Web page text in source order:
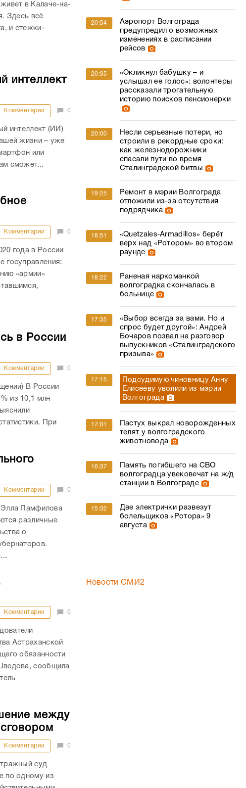
в Калаче-на-
Здесь всё
и стежки-
интеллект
Комментарии 0
интеллект (ИИ)
жизни – уже
или
сможет...
Комментарии 0
года в России
госуправления:
«армии»
в России
Комментарии 0
В России
из 10,1 млн
При
Комментарии 0
Элла Памфилова
различные
о
Комментарии 0
Астраханской
обязанности
сообщила
между
Комментарии 0
суд
по одному из
20:54
Аэропорт Волгограда
предупредил о возможных
изменениях в расписании
рейсов
20:35
«Окликнул бабушку – и
услышал ее голос»: волонтеры
рассказали трогательную
историю поисков пенсионерки
20:00
Несли серьезные потери, но
строили в рекордные сроки:
как железнодорожники
спасали пути во время
Сталинградской битвы
19:25
Ремонт в мэрии Волгограда
отложили из-за отсутствия
подрядчика
18:51
«Quetzales‑Armadillos» берёт
верх над «Ротором» во втором
раунде
18:22
Раненая наркоманкой
волгоградка скончалась в
больнице
17:35
«Выбор всегда за вами. Но и
спрос будет другой»: Андрей
Бочаров позвал на разговор
выпускников «Сталинградского
призыва»
17:15
Подсудимую чиновницу Анну
Елисееву уволили из мэрии
Волгограда
17:01
Пастух выкрал новорожденных
телят у волгоградского
животновода
16:37
Память погибшего на СВО
волгоградца увековечат на ж/д
станции в Волгограде
15:32
Две электрички развезут
болельщиков «Ротора» 9
августа
Новости СМИ2